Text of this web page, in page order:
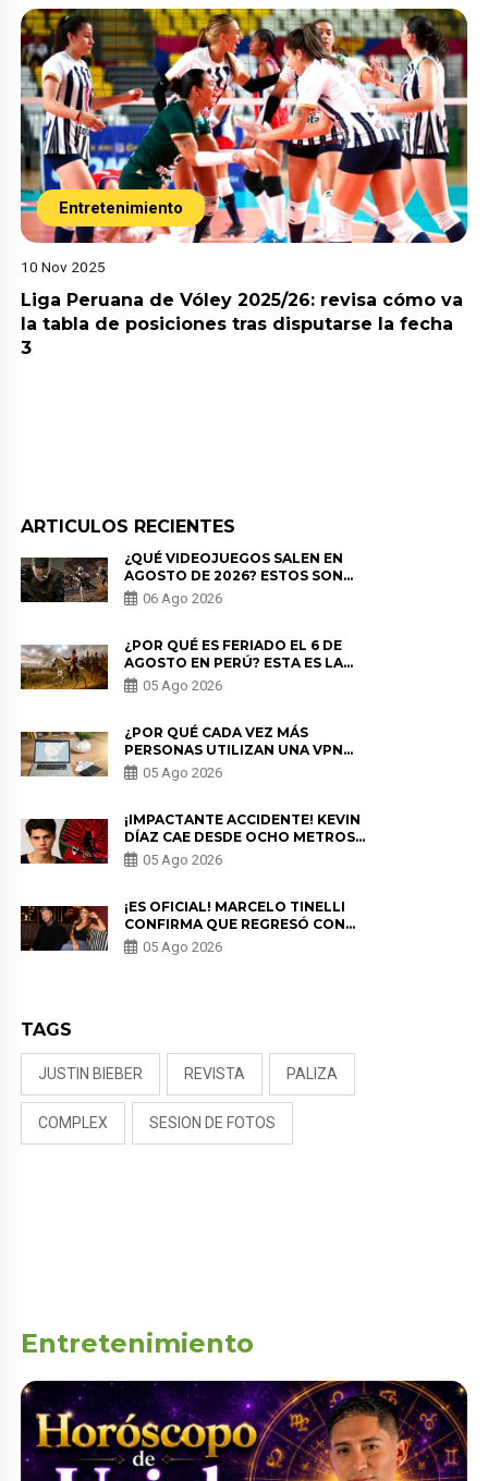
Entretenimiento
10 Nov 2025
Liga Peruana de Vóley 2025/26: revisa cómo va
la tabla de posiciones tras disputarse la fecha
3
ARTICULOS RECIENTES
¿QUÉ VIDEOJUEGOS SALEN EN
AGOSTO DE 2026? ESTOS SON
LOS ESTRENOS MÁS ESPERADOS
06 Ago 2026
¿POR QUÉ ES FERIADO EL 6 DE
AGOSTO EN PERÚ? ESTA ES LA
HISTORIA
05 Ago 2026
¿POR QUÉ CADA VEZ MÁS
PERSONAS UTILIZAN UNA VPN
PARA PROTEGER SU
PRIVACIDAD?
05 Ago 2026
¡IMPACTANTE ACCIDENTE! KEVIN
DÍAZ CAE DESDE OCHO METROS
EN “ESTO ES GUERRA” Y GENERA
PREOCUPACIÓN
05 Ago 2026
¡ES OFICIAL! MARCELO TINELLI
CONFIRMA QUE REGRESÓ CON
MILETT FIGUEROA: “EL AMOR
PUDO MÁS”
05 Ago 2026
TAGS
JUSTIN BIEBER REVISTA PALIZA
COMPLEX SESION DE FOTOS
Entretenimiento